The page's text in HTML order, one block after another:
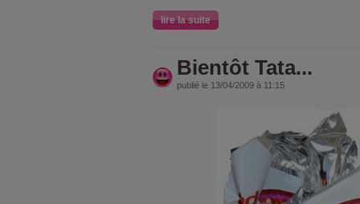
lire la suite
Bientôt Tata...
publié le 13/04/2009 à 11:15